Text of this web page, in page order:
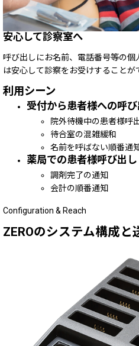
安心して診察室へ
呼び出しにお名前、電話番号等の
は安心して診察をお受けすることが
利用シーン
受付から患者様への呼
院外待機中の患者様呼
待合室の混雑緩和
名前を呼ばない順番通
薬局での患者様呼び出し
調剤完了の通知
会計の順番通知
Configuration & Reach
ZEROのシステム構成と